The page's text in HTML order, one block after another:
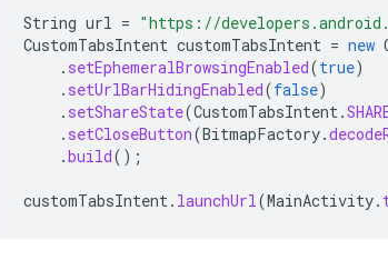
String url = "https://
CustomTabsIntent customTabsIntent = new
. setEphemeralBrowsingEnabled(true)
. setUrlBarHidingEnabled(false)
. setShareState(CustomTabsIntent.
. setCloseButton(BitmapFactory.
.build();
customTabsIntent. launchUrl(MainActivity.